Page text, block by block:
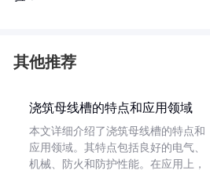
其他推荐
浇筑母线槽的特点和应用领域
本文详细介绍了浇筑母线槽的特点和
应用领域。其特点包括良好的电气、
机械、防火和防护性能。在应用上，